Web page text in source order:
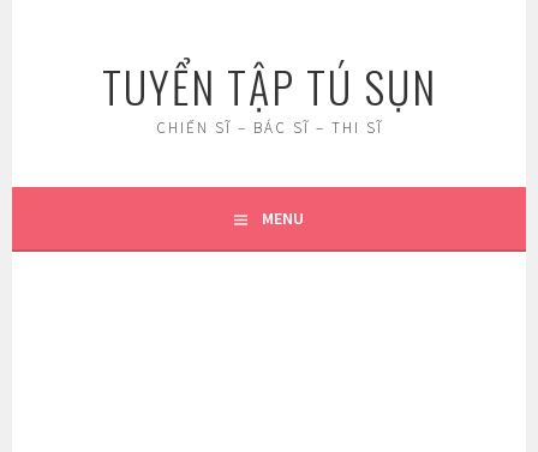
TUYỂN TẬP TÚ SỤN
CHIẾN SĨ – BÁC SĨ – THI SĨ
MENU